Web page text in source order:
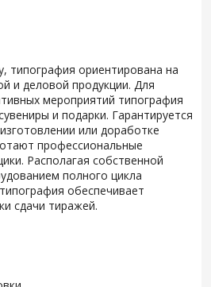
типография ориентирована на
и деловой продукции. Для
мероприятий типография
и подарки. Гарантируется
или доработке
профессиональные
Располагая собственной
полного цикла
обеспечивает
сдачи тиражей.